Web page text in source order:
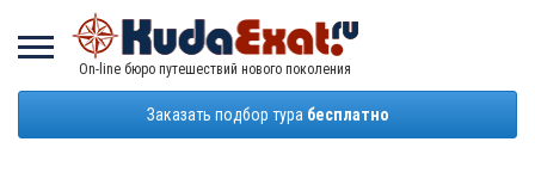
On-line бюро путешествий нового поколения
Заказать подбор тура бесплатно